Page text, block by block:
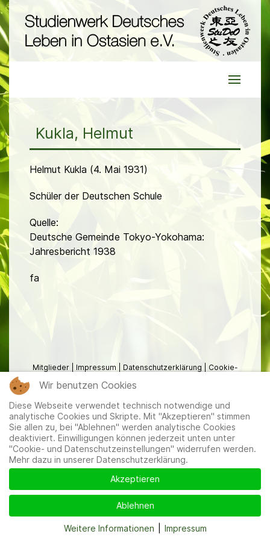
Kukla, Helmut
Helmut Kukla (4. Mai 1931)
Schüler der Deutschen Schule
Quelle:
Deutsche Gemeinde Tokyo-Yokohama:
Jahresbericht 1938
fa
Mitglieder Impressum Datenschutzerklärung
Cookie-
Wir benutzen Cookies
Diese Webseite verwendet technisch notwendige und
analytische Cookies und Skripte. Mit "Akzeptieren" stimmen
Sie allen zu, bei "Ablehnen" werden analytische Cookies
deaktiviert. Einwilligungen können jederzeit unten unter
"Cookie- und Datenschutzeinstellungen" widerrufen werden.
Mehr dazu in unserer Datenschutzerklärung.
Akzeptieren
Ablehnen
Weitere Informationen Impressum